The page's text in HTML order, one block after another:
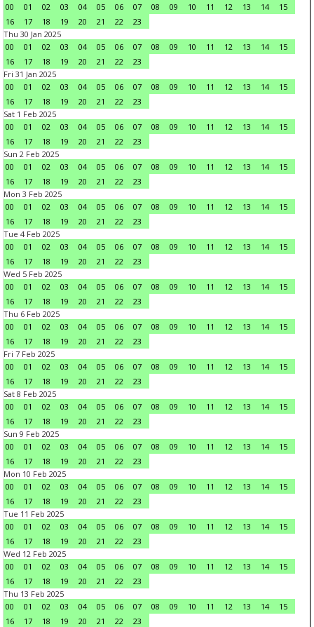
00
01 02 03 04 05 06 07 08 09 10 11 12 13 14
15
16
17 18 19 20 21 22
23
Thu 30 Jan 2025
00
01 02 03 04 05 06 07 08 09 10 11 12 13 14
15
16
17 18 19 20 21 22
23
Fri 31 Jan 2025
00
01 02 03 04 05 06 07 08 09 10 11 12 13 14
15
16
17 18 19 20 21 22
23
Sat 1 Feb 2025
00
01 02 03 04 05 06 07 08 09 10 11 12 13 14
15
16
17 18 19 20 21 22
23
Sun 2 Feb 2025
00
01 02 03 04 05 06 07 08 09 10 11 12 13 14
15
16
17 18 19 20 21 22
23
Mon 3 Feb 2025
00
01 02 03 04 05 06 07 08 09 10 11 12 13 14
15
16
17 18 19 20 21 22
23
Tue 4 Feb 2025
00
01 02 03 04 05 06 07 08 09 10 11 12 13 14
15
16
17 18 19 20 21 22
23
Wed 5 Feb 2025
00
01 02 03 04 05 06 07 08 09 10 11 12 13 14
15
16
17 18 19 20 21 22
23
Thu 6 Feb 2025
00
01 02 03 04 05 06 07 08 09 10 11 12 13 14
15
16
17 18 19 20 21 22
23
Fri 7 Feb 2025
00
01 02 03 04 05 06 07 08 09 10 11 12 13 14
15
16
17 18 19 20 21 22
23
Sat 8 Feb 2025
00
01 02 03 04 05 06 07 08 09 10 11 12 13 14
15
16
17 18 19 20 21 22
23
Sun 9 Feb 2025
00
01 02 03 04 05 06 07 08 09 10 11 12 13 14
15
16
17 18 19 20 21 22
23
Mon 10 Feb 2025
00
01 02 03 04 05 06 07 08 09 10 11 12 13 14
15
16
17 18 19 20 21 22
23
Tue 11 Feb 2025
00
01 02 03 04 05 06 07 08 09 10 11 12 13 14
15
16
17 18 19 20 21 22
23
Wed 12 Feb 2025
00
01 02 03 04 05 06 07 08 09 10 11 12 13 14
15
16
17 18 19 20 21 22
23
Thu 13 Feb 2025
00
01 02 03 04 05 06 07 08 09 10 11 12 13 14
15
16
17 18 19 20 21 22
23